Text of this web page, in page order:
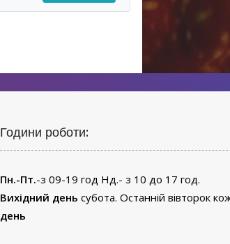
Години роботи:
Пн.-Пт.-з 09-19 год Нд.- з 10 до 17 год.
Вихідний день субота. Останній вівторок
день